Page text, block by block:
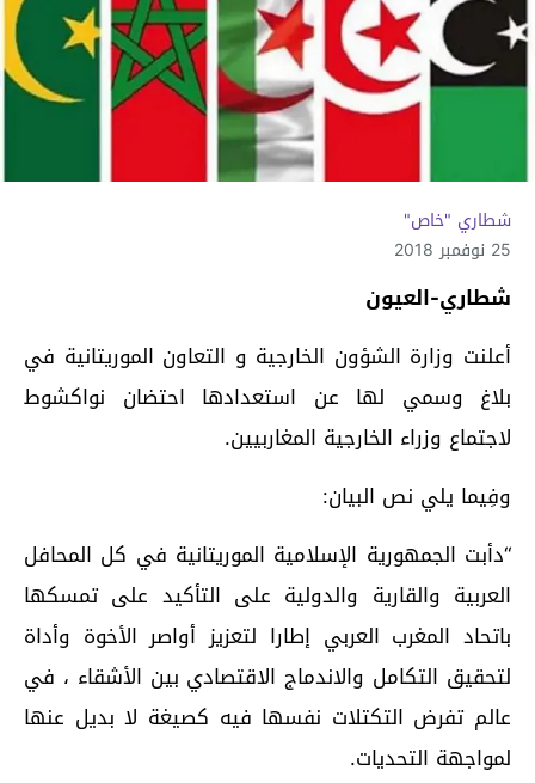
شطاري "خاص"
25 نوفمبر 2018
شطاري-العيون
أعلنت وزارة الشؤون الخارجية و التعاون الموريتانية في
بلاغ وسمي لها عن استعدادها احتضان نواكشوط
لاجتماع وزراء الخارجية المغاربيين.
وفِيما يلي نص البيان:
“دأبت الجمهورية الإسلامية الموريتانية في كل المحافل
العربية والقارية والدولية على التأكيد على تمسكها
باتحاد المغرب العربي إطارا لتعزيز أواصر الأخوة وأداة
لتحقيق التكامل والاندماج الاقتصادي بين الأشقاء ، في
عالم تفرض التكتلات نفسها فيه كصيغة لا بديل عنها
لمواجهة التحديات.